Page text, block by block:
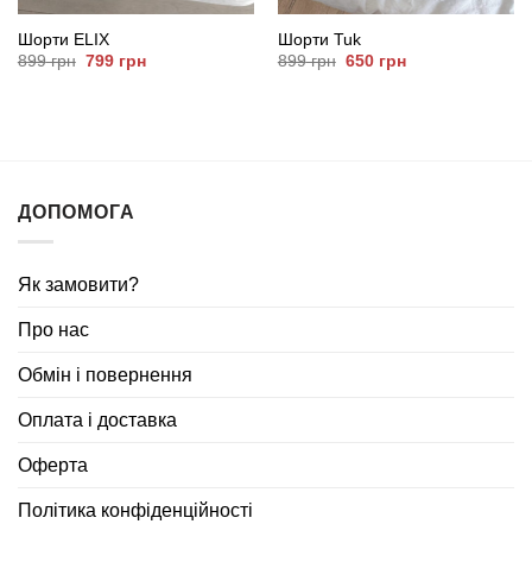
Шорти ELIX
899грн Оригінальна
799грнПоточна
Шорти Tuk
899грн Оригінальна
650грнПоточна
ДОПОМОГА
Як замовити?
Про нас
Обмін і повернення
Оплата і доставка
Оферта
Політика конфіденційності